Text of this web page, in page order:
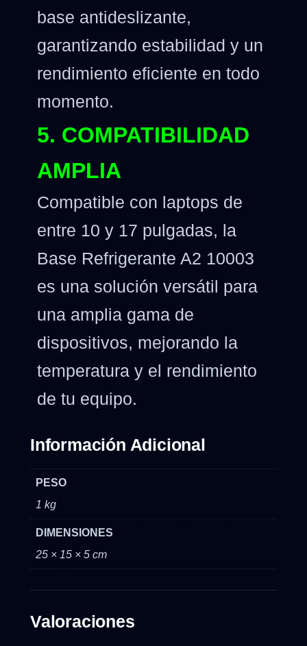
base antideslizante,
garantizando estabilidad y un
rendimiento eficiente en todo
momento.
5. COMPATIBILIDAD
AMPLIA
Compatible con laptops de
entre 10 y 17 pulgadas, la
Base Refrigerante A2 10003
es una solución versátil para
una amplia gama de
dispositivos, mejorando la
temperatura y el rendimiento
de tu equipo.
Información Adicional
PESO
1 kg
DIMENSIONES
25 × 15 × 5 cm
Valoraciones